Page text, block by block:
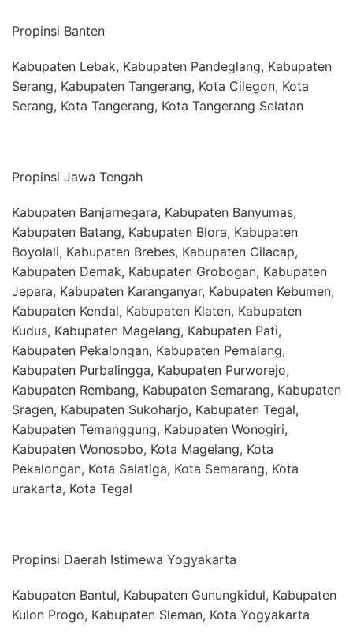
Propinsi Banten
Kabupaten Lebak, Kabupaten Pandeglang, Kabupaten
Serang, Kabupaten Tangerang, Kota Cilegon, Kota
Serang, Kota Tangerang, Kota Tangerang Selatan
Propinsi Jawa Tengah
Kabupaten Banjarnegara, Kabupaten Banyumas,
Kabupaten Batang, Kabupaten Blora, Kabupaten
Boyolali, Kabupaten Brebes, Kabupaten Cilacap,
Kabupaten Demak, Kabupaten Grobogan, Kabupaten
Jepara, Kabupaten Karanganyar, Kabupaten Kebumen,
Kabupaten Kendal, Kabupaten Klaten, Kabupaten
Kudus, Kabupaten Magelang, Kabupaten Pati,
Kabupaten Pekalongan, Kabupaten Pemalang,
Kabupaten Purbalingga, Kabupaten Purworejo,
Kabupaten Rembang, Kabupaten Semarang, Kabupaten
Sragen, Kabupaten Sukoharjo, Kabupaten Tegal,
Kabupaten Temanggung, Kabupaten Wonogiri,
Kabupaten Wonosobo, Kota Magelang, Kota
Pekalongan, Kota Salatiga, Kota Semarang, Kota
urakarta, Kota Tegal
Propinsi Daerah Istimewa Yogyakarta
Kabupaten Bantul, Kabupaten Gunungkidul, Kabupaten
Kulon Progo, Kabupaten Sleman, Kota Yogyakarta